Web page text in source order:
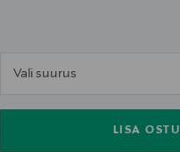
Vali suurus
LISA